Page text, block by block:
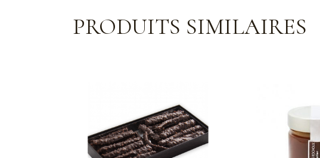
PRODUITS SIMILAIRES